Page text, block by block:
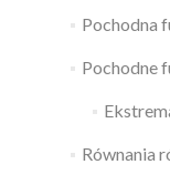
Pochodna
Pochodne
Równania